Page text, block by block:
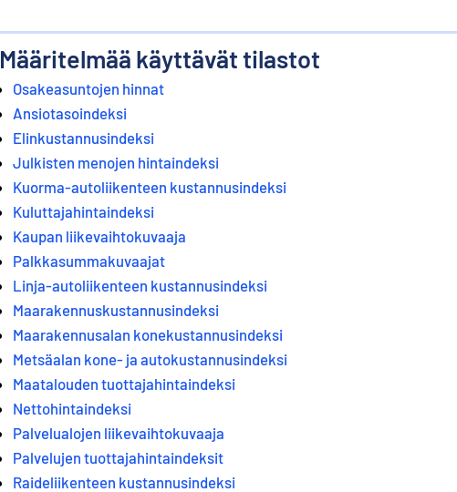
Määritelmää käyttävät tilastot
Osakeasuntojen hinnat
Ansiotasoindeksi
Elinkustannusindeksi
Julkisten menojen hintaindeksi
Kuorma-autoliikenteen kustannusindeksi
Kuluttajahintaindeksi
Kaupan liikevaihtokuvaaja
Palkkasummakuvaajat
Linja-autoliikenteen kustannusindeksi
Maarakennuskustannusindeksi
Maarakennusalan konekustannusindeksi
Metsäalan kone- ja autokustannusindeksi
Maatalouden tuottajahintaindeksi
Nettohintaindeksi
Palvelualojen liikevaihtokuvaaja
Palvelujen tuottajahintaindeksit
Raideliikenteen kustannusindeksi